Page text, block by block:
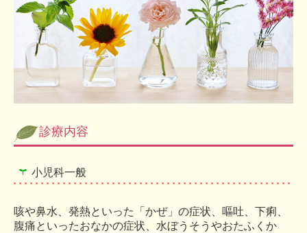
診療内容
小児科一般
咳や鼻水、発熱といった「かぜ」の症状、嘔吐、下痢、
腹痛といったおなかの症状、水ぼうそうやおたふくか